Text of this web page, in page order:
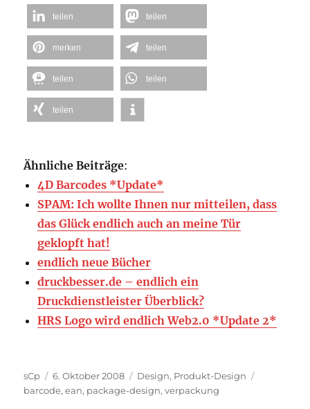
teilen teilen
merken teilen
teilen teilen
teilen
Ähnliche Beiträge:
4D Barcodes *Update*
SPAM: Ich wollte Ihnen nur mitteilen, dass
das Glück endlich auch an meine Tür
geklopft hat!
endlich neue Bücher
druckbesser.de – endlich ein
Druckdienstleister Überblick?
HRS Logo wird endlich Web2.0 *Update 2*
Autor
sCp
Veröffentlicht
am
6. Oktober 2008 Kategorien
Design, Produkt-Design
barcode,ean, package-design,verpackung